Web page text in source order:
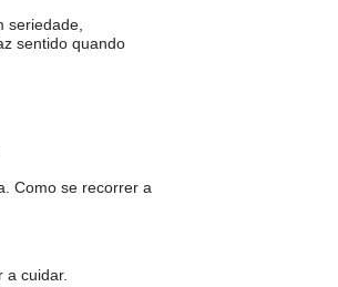
seriedade,
sentido quando
Como se recorrer a
a cuidar.